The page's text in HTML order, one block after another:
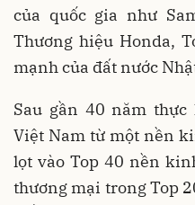
của quốc gia như
Thương hiệu Honda,
mạnh của đất nước
Sau gần 40 năm
Việt Nam từ một nền
lọt vào Top 40 nền
thương mại trong Top